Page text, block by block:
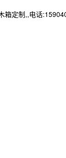
箱定制,,电话